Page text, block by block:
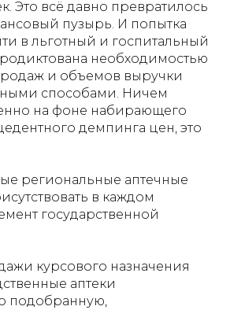
Это всё давно превратилось
пузырь. И попытка
в льготный и госпитальный
необходимостью
и объемов выручки
способами. Ничем
на фоне набирающего
демпинга цен, это
региональные аптечные
в каждом
государственной
курсового назначения
аптеки
подобранную,